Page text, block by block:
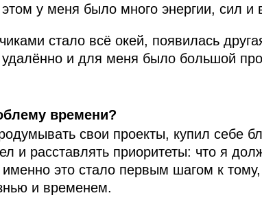
у меня было много энергии, сил
стало всё окей, появилась
и для меня было большой
времени?
свои проекты, купил себе
и расставлять приоритеты: что я
это стало первым шагом к
и временем.